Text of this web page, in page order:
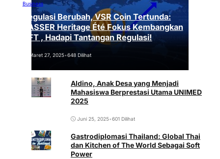
Business
Regulasi Berubah, VSR Coin Tertunda:
VASSER Heritage Été Fokus Kembangkan
NFT , Hadapi Tantangan Regulasi!
Maret 27, 2025•648 Dilihat
Aldino, Anak Desa yang Menjadi
Mahasiswa Berprestasi Utama UNIMED
2025
Juni 25, 2025•601 Dilihat
Gastrodiplomasi Thailand: Global Thai
dan Kitchen of The World Sebagai Soft
Power